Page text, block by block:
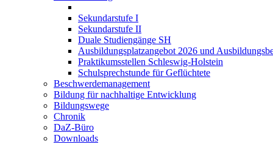
Sekundarstufe I
Sekundarstufe II
Duale Studiengänge SH
Ausbildungsplatzangebot 2026 und
Praktikumsstellen Schleswig-Holstein
Schulsprechstunde für Geflüchtete
Beschwerdemanagement
Bildung für nachhaltige Entwicklung
Bildungswege
Chronik
DaZ-Büro
Downloads